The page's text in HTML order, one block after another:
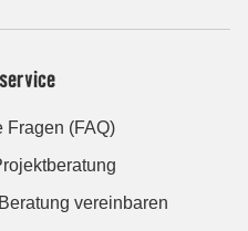
Fragen (FAQ)
vereinbaren